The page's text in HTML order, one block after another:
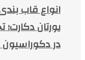
انواع قاب
یورتان
در